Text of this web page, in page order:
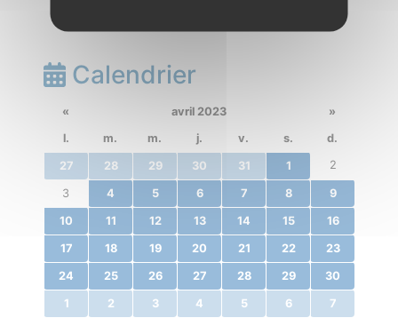
Calendrier
« avril 2023
»
l.
m. m. j. v. s. d.
27 28 29 30 31 1 2
3 4 5 6 7 8 9
10 11 12 13 14 15 16
17 18 19 20 21 22 23
24 25 26 27 28 29 30
1 2 3 4 5 6 7